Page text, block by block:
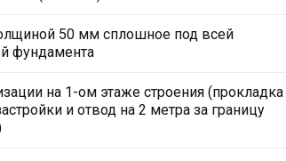
50 мм сплошное под всей
фундамента
на 1-ом этаже строения (прокладка
и отвод на 2 метра за границу